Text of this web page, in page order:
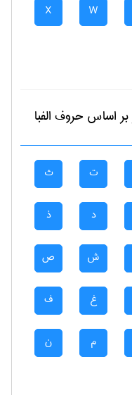
W
X
بر اساس حروف الفبا
ت ث
د ذ
ش ص
غ ف
م ن